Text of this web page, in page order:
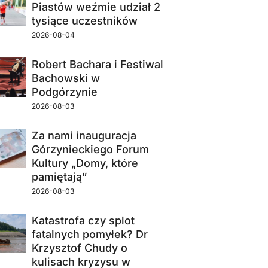
Piastów weźmie udział 2
tysiące uczestników
2026-08-04
Robert Bachara i Festiwal
Bachowski w
Podgórzynie
2026-08-03
Za nami inauguracja
Górzynieckiego Forum
Kultury „Domy, które
pamiętają”
2026-08-03
Katastrofa czy splot
fatalnych pomyłek? Dr
Krzysztof Chudy o
kulisach kryzysu w